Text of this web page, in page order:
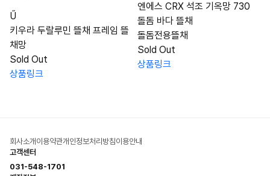
Ű
키우라 두랄루민 뜰채 프레임 뜰
채망
Sold Out
상품링크
엔에스 CRX 석조 기옥망 730
돌돔 바다 뜰채
돌돔전용뜰채
Sold Out
상품링크
회사소개 이용약관개인정보처리방침이용안내
고객센터
031-548-1701